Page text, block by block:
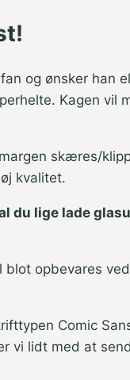
og ønsker han
Kagen vil
skæres/
kvalitet.
du lige lade
blot opbevares
Comic
vi lidt med at